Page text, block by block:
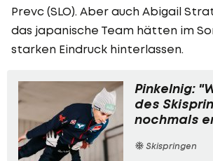
Prevc (SLO). Aber auch Abigail
das japanische Team hätten im
starken Eindruck hinterlassen.
Pinkelnig:
des
nochmals
Skispringen